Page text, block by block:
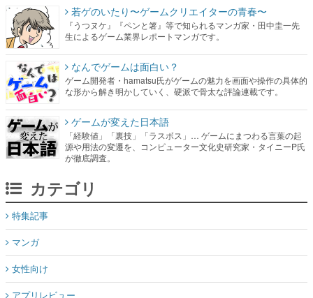
若ゲのいたり〜ゲームクリエイターの青春〜
『うつヌケ』『ペンと箸』等で知られるマンガ家・田中圭一先
生によるゲーム業界レポートマンガです。
なんでゲームは面白い？
ゲーム開発者・hamatsu氏がゲームの魅力を画面や操作の具体的
な形から解き明かしていく、硬派で骨太な評論連載です。
ゲームが変えた日本語
「経験値」「裏技」「ラスボス」… ゲームにまつわる言葉の起
源や用法の変遷を、コンピューター文化史研究家・タイニーP氏
が徹底調査。
カテゴリ
特集記事
マンガ
女性向け
アプリレビュー